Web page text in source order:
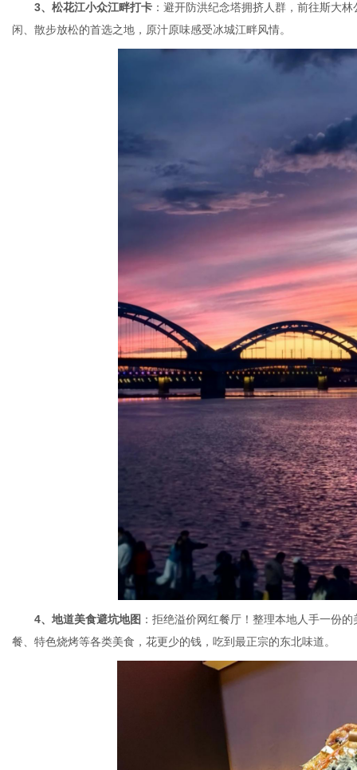
3、松花江小众江畔打卡 ：避开防洪纪念塔拥挤人群，前往斯大
闲、散步放松的首选之地，原汁原味感受冰城江畔风情。
4、地道美食避坑地图 ：拒绝溢价网红餐厅！整理本地人手一份
餐、特色烧烤等各类美食，花更少的钱，吃到最正宗的东北味道。